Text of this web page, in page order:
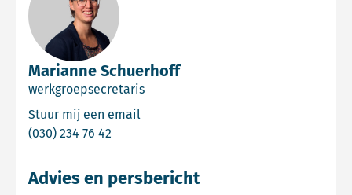
Marianne Schuerhoff
werkgroepsecretaris
Stuur mij een email
(030) 234 76 42
Advies en persbericht